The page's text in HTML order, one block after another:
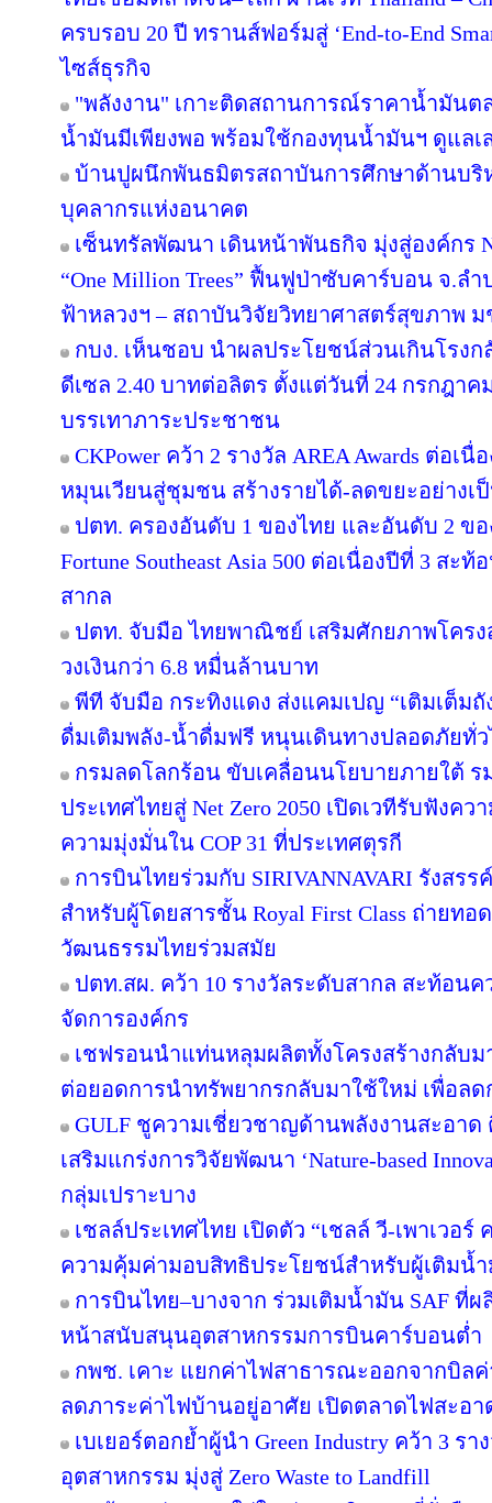
ครบรอบ 20 ปี ทรานส์ฟอร์มสู่ ‘End-to-End
ไซส์ธุรกิจ
"พลังงาน" เกาะติดสถานการณ์ราคาน้ำมันต
น้ำมันมีเพียงพอ พร้อมใช้กองทุนน้ำมันฯ ดูแล
บ้านปูผนึกพันธมิตรสถาบันการศึกษาด้านบริ
บุคลากรแห่งอนาคต
เซ็นทรัลพัฒนา เดินหน้าพันธกิจ มุ่งสู่องค์กร
“One Million Trees” ฟื้นฟูป่าซับคาร์บอน จ.ล
ฟ้าหลวงฯ – สถาบันวิจัยวิทยาศาสตร์สุขภาพ ม
กบง. เห็นชอบ นำผลประโยชน์ส่วนเกินโรง
ดีเซล 2.40 บาทต่อลิตร ตั้งแต่วันที่ 24 กรกฎาค
บรรเทาภาระประชาชน
CKPower คว้า 2 รางวัล AREA Awards ต่อเ
หมุนเวียนสู่ชุมชน สร้างรายได้-ลดขยะอย่างเ
ปตท. ครองอันดับ 1 ของไทย และอันดับ 2 ขอ
Fortune Southeast Asia 500 ต่อเนื่องปีที่ 3 ส
สากล
ปตท. จับมือ ไทยพาณิชย์ เสริมศักยภาพโคร
วงเงินกว่า 6.8 หมื่นล้านบาท
พีที จับมือ กระทิงแดง ส่งแคมเปญ “เติมเต็มถั
ดื่มเติมพลัง-น้ำดื่มฟรี หนุนเดินทางปลอดภัยทั่
กรมลดโลกร้อน ขับเคลื่อนนโยบายภายใต้ ร
ประเทศไทยสู่ Net Zero 2050 เปิดเวทีรับฟัง
ความมุ่งมั่นใน COP 31 ที่ประเทศตุรกี
การบินไทยร่วมกับ SIRIVANNAVARI รังสร
สำหรับผู้โดยสารชั้น Royal First Class ถ่ายท
วัฒนธรรมไทยร่วมสมัย
ปตท.สผ. คว้า 10 รางวัลระดับสากล สะท้อน
จัดการองค์กร
เชฟรอนนำแท่นหลุมผลิตทั้งโครงสร้างกลับ
ต่อยอดการนำทรัพยากรกลับมาใช้ใหม่ เพื่อล
GULF ชูความเชี่ยวชาญด้านพลังงานสะอา
เสริมแกร่งการวิจัยพัฒนา ‘Nature-based
กลุ่มเปราะบาง
เชลล์ประเทศไทย เปิดตัว “เชลล์ วี-เพาเวอ
ความคุ้มค่ามอบสิทธิประโยชน์สำหรับผู้เติมน้ำ
การบินไทย–บางจาก ร่วมเติมน้ำมัน SAF ที่
หน้าสนับสนุนอุตสาหกรรมการบินคาร์บอนต่ำ
กพช. เคาะ แยกค่าไฟสาธารณะออกจากบิล
ลดภาระค่าไฟบ้านอยู่อาศัย เปิดตลาดไฟสะอา
เบเยอร์ตอกย้ำผู้นำ Green Industry คว้า 3 ร
อุตสาหกรรม มุ่งสู่ Zero Waste to Landfill